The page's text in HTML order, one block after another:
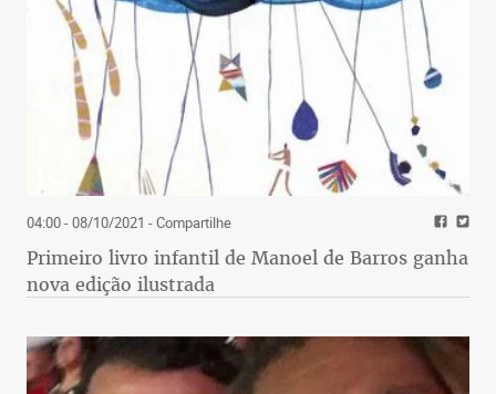
04:00 - 08/10/2021 - Compartilhe
Primeiro livro infantil de Manoel de Barros ganha
nova edição ilustrada